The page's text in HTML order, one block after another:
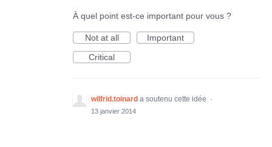
À quel point est-ce important pour vous ?
Not at all
Important
Critical
wilfrid.toinard a soutenu cette idée ·
13 janvier 2014